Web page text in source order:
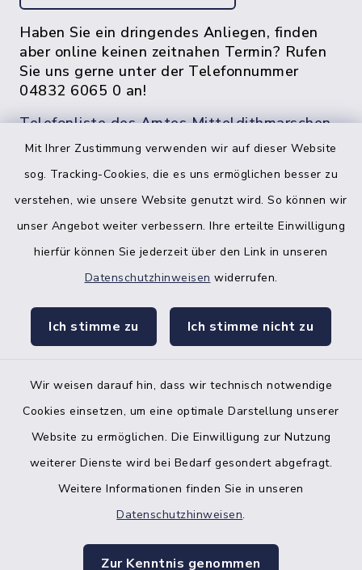
Mit Ihrer Zustimmung verwenden wir auf dieser Website
sog. Tracking-Cookies, die es uns ermöglichen besser zu
verstehen, wie unsere Website genutzt wird. So können wir
unser Angebot weiter verbessern. Ihre erteilte Einwilligung
hierfür können Sie jederzeit über den Link in unseren
Datenschutzhinweisen widerrufen.
Ich stimme zu Ich stimme nicht zu
Wir weisen darauf hin, dass wir technisch notwendige
Cookies einsetzen, um eine optimale Darstellung unserer
Website zu ermöglichen. Die Einwilligung zur Nutzung
weiterer Dienste wird bei Bedarf gesondert abgefragt.
Weitere Informationen finden Sie in unseren
Datenschutzhinweisen.
Zur Kenntnis genommen
Haben Sie ein dringendes Anliegen, finden
aber online keinen zeitnahen Termin? Rufen
Sie uns gerne unter der Telefonnummer
04832 6065 0 an!
Telefonliste des Amtes Mitteldithmarschen
facebook
Bankverbindung der Amtskasse
Barrierefreiheit